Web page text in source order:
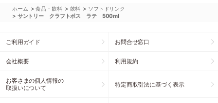
ホーム >食品・飲料 > 飲料 > ソフトドリンク
> サントリー クラフトボス ラテ 500ml
ご利用ガイド お問合せ窓口
会社概要 利用規約
お客さまの個人情報の
取扱いについて
特定商取引法に基づく表示